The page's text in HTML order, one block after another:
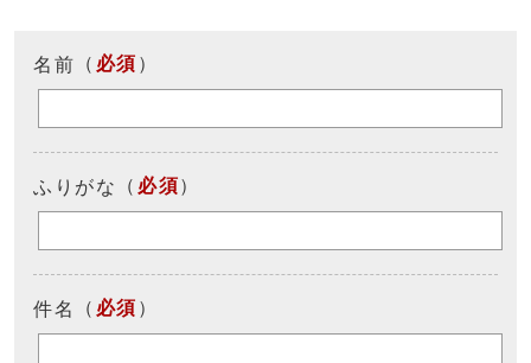
名前 （ 必須 ）
ふりがな （ 必須）
件名 （ 必須 ）